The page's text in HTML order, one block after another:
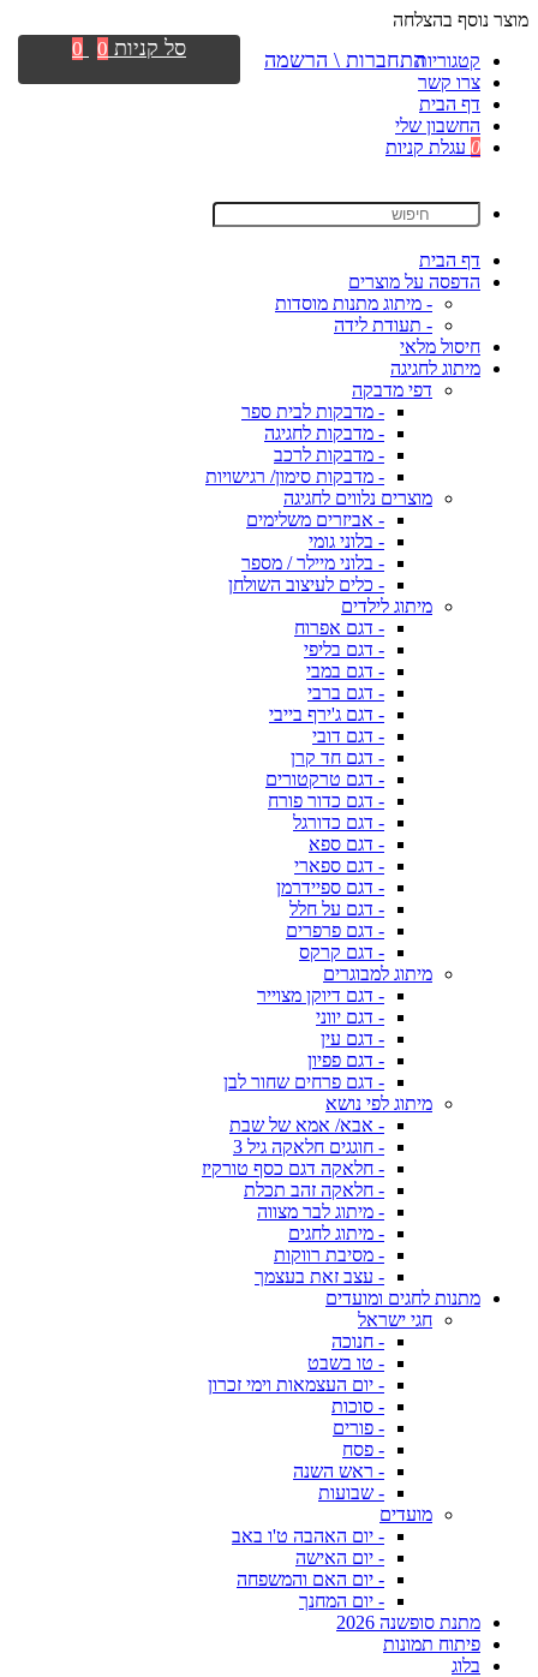
מוצר נוסף בהצלחה
קטגוריות
צרו קשר
דף הבית
החשבון שלי
0 עגלת קניות
דף הבית
הדפסה על מוצרים
- מיתוג מתנות מוסדות
- תעודת לידה
חיסול מלאי
מיתוג לחגיגה
דפי מדבקה
- מדבקות לבית ספר
- מדבקות לחגיגה
- מדבקות לרכב
- מדבקות סימון/ רגישויות
מוצרים נלווים לחגיגה
- אביזרים משלימים
- בלוני גומי
- בלוני מיילר / מספר
- כלים לעיצוב השולחן
מיתוג לילדים
- דגם אפרוח
- דגם בליפי
- דגם במבי
- דגם ברבי
- דגם ג'ירף בייבי
- דגם דובי
- דגם חד קרן
- דגם טרקטורים
- דגם כדור פורח
- דגם כדורגל
- דגם ספא
- דגם ספארי
- דגם ספיידרמן
- דגם על חלל
- דגם פרפרים
- דגם קרקס
מיתוג למבוגרים
- דגם דיוקן מצוייר
- דגם יווני
- דגם עין
- דגם פפיון
- דגם פרחים שחור לבן
מיתוג לפי נושא
- אבא/ אמא של שבת
- חוגגים חלאקה גיל 3
- חלאקה דגם כסף טורקיז
- חלאקה זהב תכלת
- מיתוג לבר מצווה
- מיתוג לחגים
- מסיבת רווקות
- עצב זאת בעצמך
מתנות לחגים ומועדים
חגי ישראל
- חנוכה
- טו בשבט
- יום העצמאות וימי זכרון
- סוכות
- פורים
- פסח
- ראש השנה
- שבועות
מועדים
- יום האהבה ט'ו באב
- יום האישה
- יום האם והמשפחה
- יום המחנך
מתנת סופשנה 2026
פיתוח תמונות
בלוג
התחברות \ הרשמה סל קניות 0
0